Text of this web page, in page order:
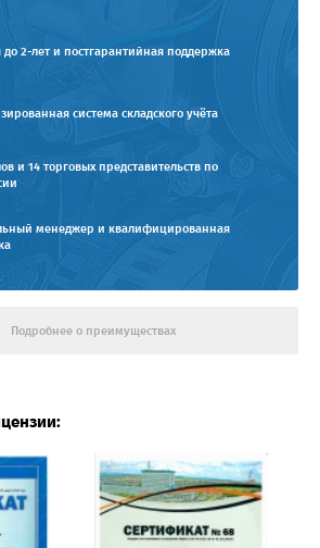
до 2-лет и постгарантийная поддержка
система складского учёта
и 14 торговых представительств по
менеджер и квалифицированная
Подробнее о преимуществах